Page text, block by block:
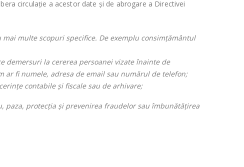
circulație a acestor date și de abrogare a Directivei
multe scopuri specifice. De exemplu consimțământul
demersuri la cererea persoanei vizate înainte de
ar fi numele, adresa de email sau numărul de telefon;
contabile și fiscale sau de arhivare;
paza, protecția și prevenirea fraudelor sau îmbunătățirea